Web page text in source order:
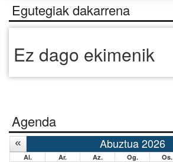
Egutegiak dakarrena
Ez dago ekimenik
Agenda
Abuztua 2026
Al. Ar. Az. Og. Os.